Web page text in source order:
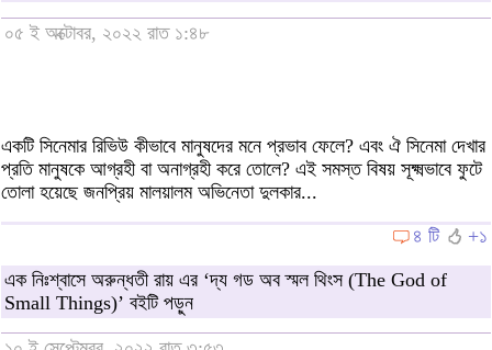
০৫ ই অক্টোবর, ২০২২ রাত ১:৪৮
একটি সিনেমার রিভিউ কীভাবে মানুষদের মনে প্রভাব ফেলে? এবং ঐ সিনেমা দেখার
প্রতি মানুষকে আগ্রহী বা অনাগ্রহী করে তোলে? এই সমস্ত বিষয় সূক্ষ্মভাবে ফুটে
তোলা হয়েছে জনপ্রিয় মালয়ালম অভিনেতা দুলকার...
৪ টি
+১
এক নিঃশ্বাসে অরুন্ধতী রায় এর ‘দ্য গড অব স্মল থিংস (The God of
Small Things)’ বইটি পড়ুন